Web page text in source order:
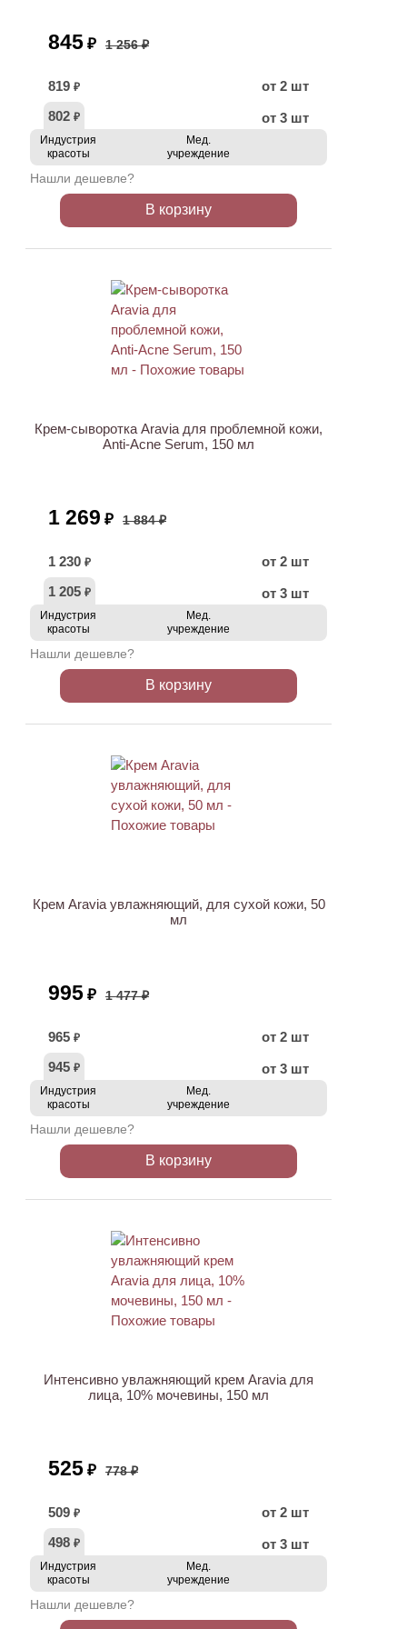
845 ₽ 1 256 ₽
819 ₽
от 2 шт
802 ₽ от 3 шт
Индустрия
красоты
Мед.
учреждение
Нашли дешевле?
В корзину
Крем-сыворотка Aravia для проблемной кожи,
Anti-Acne Serum, 150 мл
1 269 ₽ 1 884 ₽
1 230 ₽
от 2 шт
1 205 ₽ от 3 шт
Индустрия
красоты
Мед.
учреждение
Нашли дешевле?
В корзину
Крем Aravia увлажняющий, для сухой кожи, 50
мл
995 ₽ 1 477 ₽
965 ₽
от 2 шт
945 ₽ от 3 шт
Индустрия
красоты
Мед.
учреждение
Нашли дешевле?
В корзину
Интенсивно увлажняющий крем Aravia для
лица, 10% мочевины, 150 мл
525 ₽ 778 ₽
509 ₽
от 2 шт
498 ₽ от 3 шт
Индустрия
красоты
Мед.
учреждение
Нашли дешевле?